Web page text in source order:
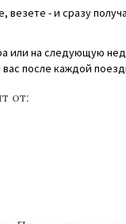
- и сразу
или на следующую
вас после каждой
от: